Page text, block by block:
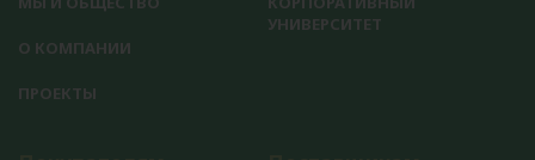
О КОМПАНИИ
ПРОЕКТЫ
УНИВЕРСИТЕТ